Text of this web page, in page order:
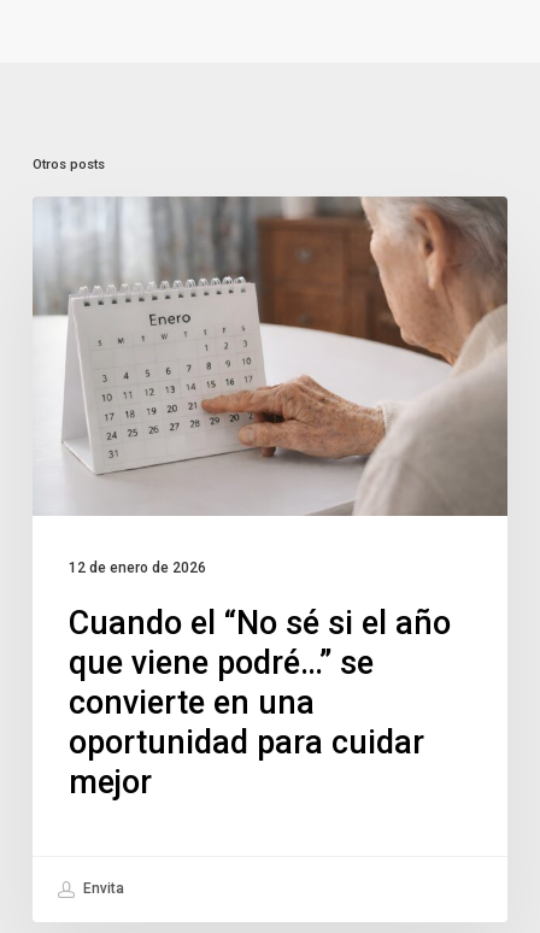
Otros posts
12 de enero de 2026
Cuando el “No sé si el año
que viene podré…” se
convierte en una
oportunidad para cuidar
mejor
Envita